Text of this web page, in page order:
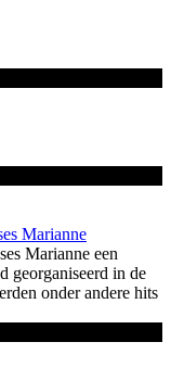
Marianne
Marianne een
georganiseerd in de
onder andere hits